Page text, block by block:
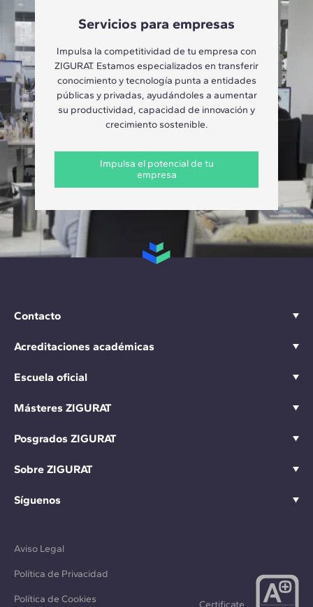
Servicios para empresas
Impulsa la competitividad de tu empresa con
ZIGURAT. Estamos especializados en transferir
conocimiento y tecnología punta a entidades
públicas y privadas, ayudándoles a aumentar
su productividad, capacidad de innovación y
crecimiento sostenible.
Impulsa el potencial de tu
empresa
Contacto
Acreditaciones académicas
Escuela oficial
Másteres ZIGURAT
Posgrados ZIGURAT
Sobre ZIGURAT
Síguenos
Aviso Legal
Política de Privacidad
Política de Cookies Certificate